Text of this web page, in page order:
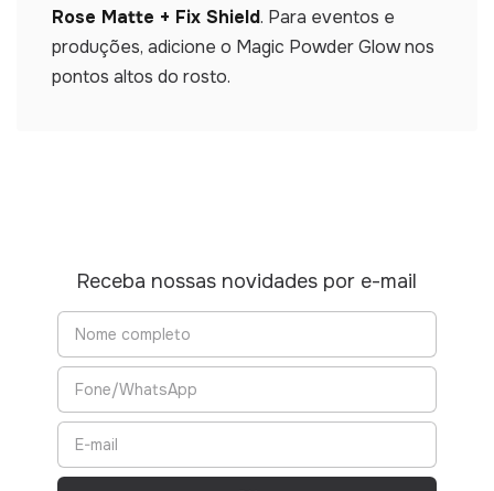
Rose Matte + Fix Shield. Para eventos e
produções, adicione o Magic Powder Glow nos
pontos altos do rosto.
Receba nossas novidades por e-mail